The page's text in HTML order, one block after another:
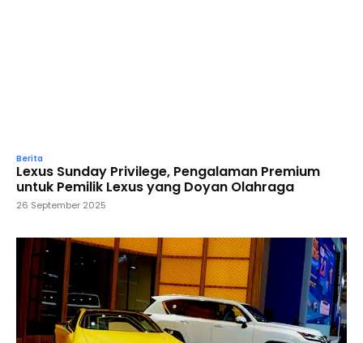
Berita
Lexus Sunday Privilege, Pengalaman Premium
untuk Pemilik Lexus yang Doyan Olahraga
26 September 2025